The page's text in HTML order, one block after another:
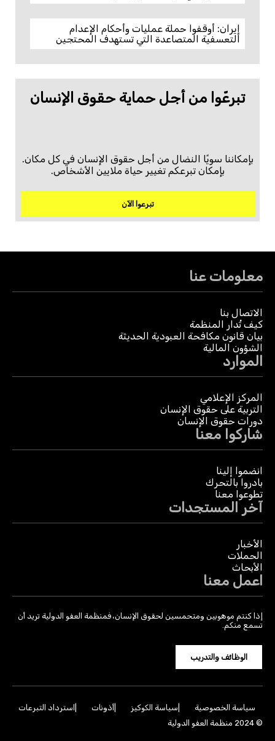
إيران: أوقفوا حملة عمليات وأحكام الإعدام
التعسفية المتصاعدة التي تستهدف المحتجين
تبرعّوا من أجل حماية حقوق الإنسان
بإمكاننا سويًا النضال من أجل حقوق الإنسان في كل مكان.
بإمكان تبرعكم تغيير حياة ملايين الأشخاص.
تبرعوا الآن
معلومات عنا
الاتصال بنا
كيف تُدار المنظمة
بيان قانون مكافحة العبودية الحديثة
الشؤون المالية
الموارد
المركز الإعلامي
التربية على حقوق الإنسان
دورات حقوق الإنسان
شاركوا معنا
انضموا إلينا
بادروا بالتحرك
تطوعوا معنا
آخر المستجدات
الأخبار
الحملات
الأبحاث
اعمل معنا
إذا كنتم موهوبين ومتحمسين لحقوق الإنسان، فمنظمة العفو الدولية تريد أن
تسمع منكم.
الوظائف والتدريب
سياسة الخصوصية سياسة الكوكيز أذونات
استرداد التبرعات
© 2024 منظمة العفو الدولية